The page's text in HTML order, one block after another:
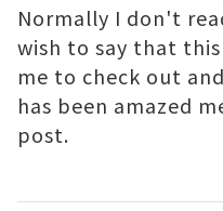
Normally I don't
wish to say that
me to check out
has been amazed
post.